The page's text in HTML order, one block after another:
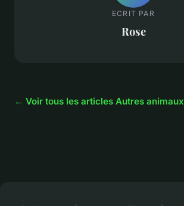
ECRIT PAR
Rose
← Voir tous les articles Autres animaux